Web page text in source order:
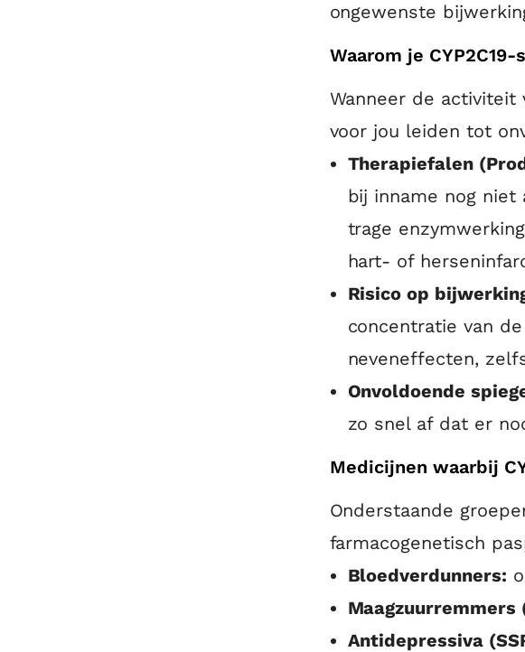
ongewenste
Waarom je
Wanneer de activiteit
voor jou leiden tot
Therapiefalen
bij inname nog niet
trage
hart- of
Risico op
concentratie van
neveneffecten,
Onvoldoende
zo snel af dat er
Medicijnen waarbij
Onderstaande
farmacogenetisch
Bloedverdunners:
Maagzuurremmers
Antidepressiva